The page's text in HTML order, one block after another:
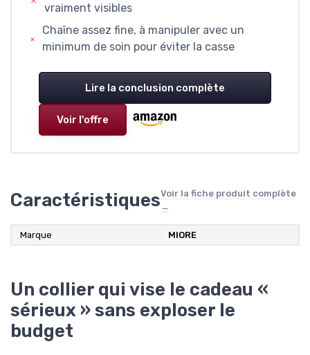
vraiment visibles
Chaîne assez fine, à manipuler avec un
minimum de soin pour éviter la casse
Lire la conclusion complète
Voir l'offre
CaractéristiquesVoir la fiche produit complète
→
Marque MIORE
Un collier qui vise le cadeau «
sérieux » sans exploser le
budget